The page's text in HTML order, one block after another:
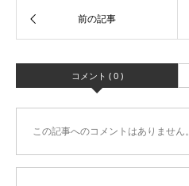
コメント ( 0 )
この記事へのコメントはありません。